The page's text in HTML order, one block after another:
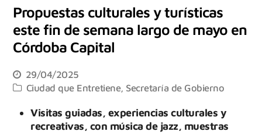
Propuestas culturales y turísticas
este fin de semana largo de mayo en
Córdoba Capital
29/04/2025
Ciudad que Entretiene, Secretaría de Gobierno
Visitas guiadas, experiencias culturales y
recreativas, con música de jazz, muestras